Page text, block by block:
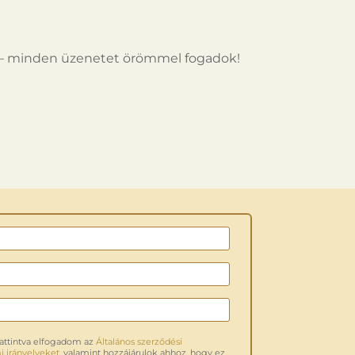
minden üzenetet örömmel fogadok!
elfogadom az Általános szerződési
irányelveket, valamint hozzájárulok ahhoz, hogy ez